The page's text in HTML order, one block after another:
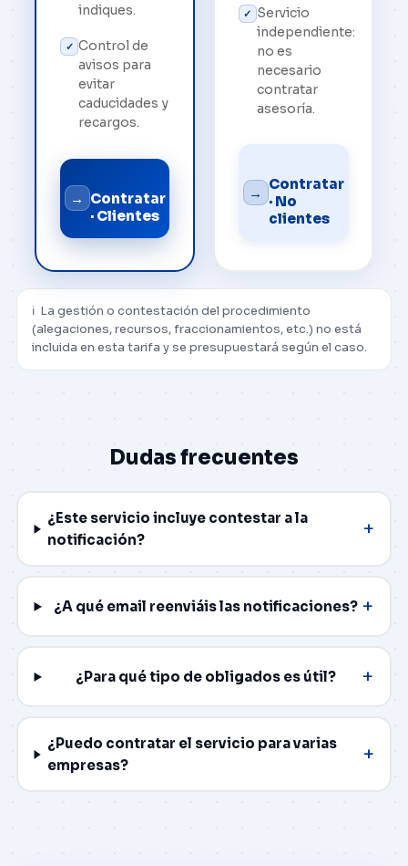
indiques.
✓ Control de
avisos para
evitar
caducidades y
recargos.
→ Contratar
· Clientes
✓ Servicio
independiente:
no es
necesario
contratar
asesoría.
→ Contratar
· No
clientes
ℹ️ La gestión o contestación del procedimiento
(alegaciones, recursos, fraccionamientos, etc.) no está
incluida en esta tarifa y se presupuestará según el caso.
Dudas frecuentes
¿Este servicio incluye contestar a la
notificación?
+
¿A qué email reenviáis las notificaciones? +
¿Para qué tipo de obligados es útil? +
¿Puedo contratar el servicio para varias
empresas?
+